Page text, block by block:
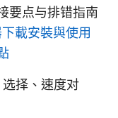
要点与排错指南
載安裝與使用
择、速度对